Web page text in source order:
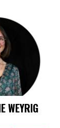
WEYRIG